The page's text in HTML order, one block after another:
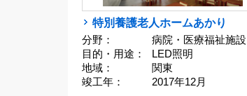
特別養護老人ホームあかり
分野：
病院・医療福祉施設
目的・用途：
LED照明
地域：
関東
竣工年：
2017年12月